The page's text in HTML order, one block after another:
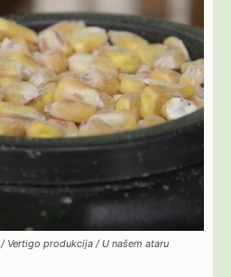
Vertigo produkcija / U našem ataru